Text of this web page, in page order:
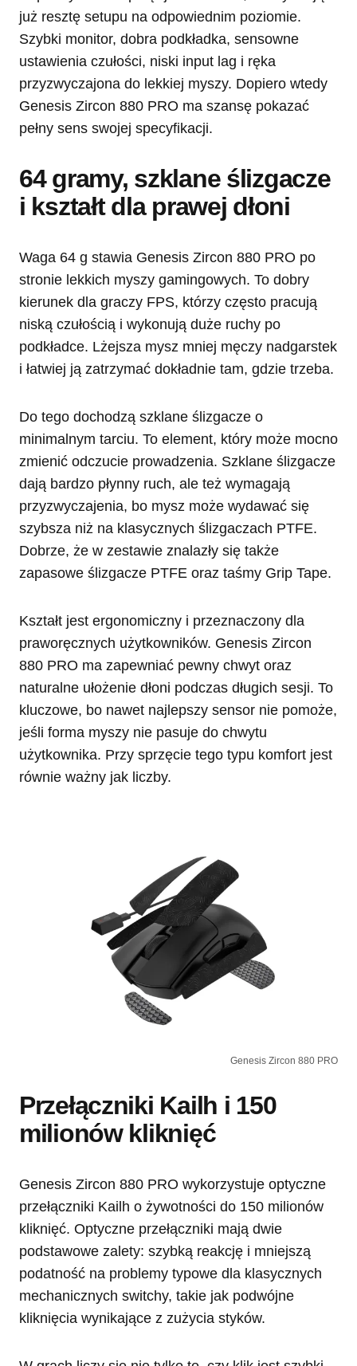
już resztę setupu na odpowiednim poziomie.
Szybki monitor, dobra podkładka, sensowne
ustawienia czułości, niski input lag i ręka
przyzwyczajona do lekkiej myszy. Dopiero wtedy
Genesis Zircon 880 PRO ma szansę pokazać
pełny sens swojej specyfikacji.
64 gramy, szklane ślizgacze
i kształt dla prawej dłoni
Waga 64 g stawia Genesis Zircon 880 PRO po
stronie lekkich myszy gamingowych. To dobry
kierunek dla graczy FPS, którzy często pracują
niską czułością i wykonują duże ruchy po
podkładce. Lżejsza mysz mniej męczy nadgarstek
i łatwiej ją zatrzymać dokładnie tam, gdzie trzeba.
Do tego dochodzą szklane ślizgacze o
minimalnym tarciu. To element, który może mocno
zmienić odczucie prowadzenia. Szklane ślizgacze
dają bardzo płynny ruch, ale też wymagają
przyzwyczajenia, bo mysz może wydawać się
szybsza niż na klasycznych ślizgaczach PTFE.
Dobrze, że w zestawie znalazły się także
zapasowe ślizgacze PTFE oraz taśmy Grip Tape.
Kształt jest ergonomiczny i przeznaczony dla
praworęcznych użytkowników. Genesis Zircon
880 PRO ma zapewniać pewny chwyt oraz
naturalne ułożenie dłoni podczas długich sesji. To
kluczowe, bo nawet najlepszy sensor nie pomoże,
jeśli forma myszy nie pasuje do chwytu
użytkownika. Przy sprzęcie tego typu komfort jest
równie ważny jak liczby.
Genesis Zircon 880 PRO
Przełączniki Kailh i 150
milionów kliknięć
Genesis Zircon 880 PRO wykorzystuje optyczne
przełączniki Kailh o żywotności do 150 milionów
kliknięć. Optyczne przełączniki mają dwie
podstawowe zalety: szybką reakcję i mniejszą
podatność na problemy typowe dla klasycznych
mechanicznych switchy, takie jak podwójne
kliknięcia wynikające z zużycia styków.